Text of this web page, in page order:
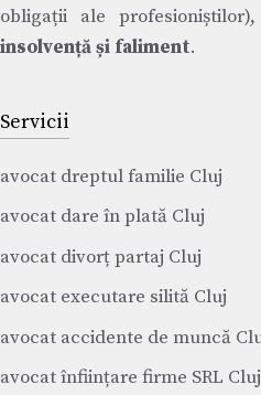
obligații ale
insolvență și faliment.
Servicii
avocat dreptul familie Cluj
avocat dare în plată Cluj
avocat divorț partaj Cluj
avocat executare silită Cluj
avocat accidente de muncă
avocat înființare firme SRL Cluj